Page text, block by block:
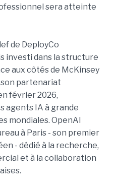
sera atteinte
de DeployCo
investi dans la structure
aux côtés de McKinsey
son partenariat
février 2026,
agents IA à grande
mondiales. OpenAI
à Paris - son premier
- dédié à la recherche,
et à la collaboration